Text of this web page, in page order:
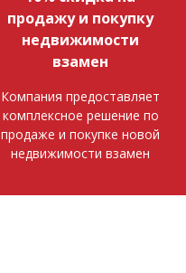
продажу и покупку
недвижимости
взамен
Компания предоставляет
комплексное решение по
продаже и покупке новой
недвижимости взамен